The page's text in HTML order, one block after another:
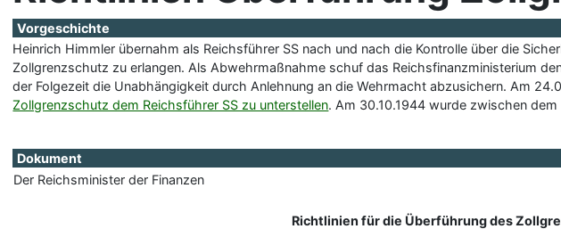
Vorgeschichte
Heinrich Himmler übernahm als Reichsführer SS nach und nach die Kontrolle über die
Zollgrenzschutz zu erlangen. Als Abwehrmaßnahme schuf das Reichsfinanzministerium
der Folgezeit die Unabhängigkeit durch Anlehnung an die Wehrmacht abzusichern. Am
Zollgrenzschutz dem Reichsführer SS zu unterstellen. Am 30.10.1944 wurde zwischen
Dokument
Der Reichsminister der Finanzen
Richtlinien für die Überführung des